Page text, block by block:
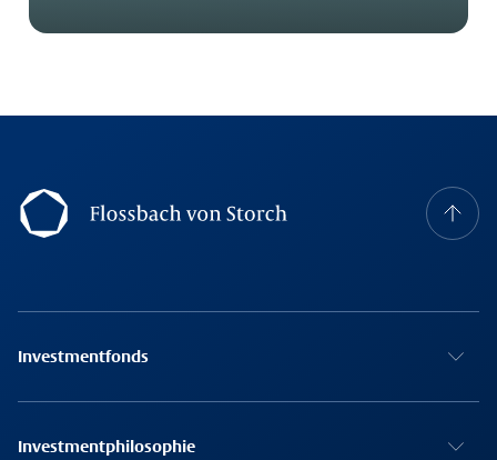
Footer Navigation
Investmentfonds
Investmentphilosophie